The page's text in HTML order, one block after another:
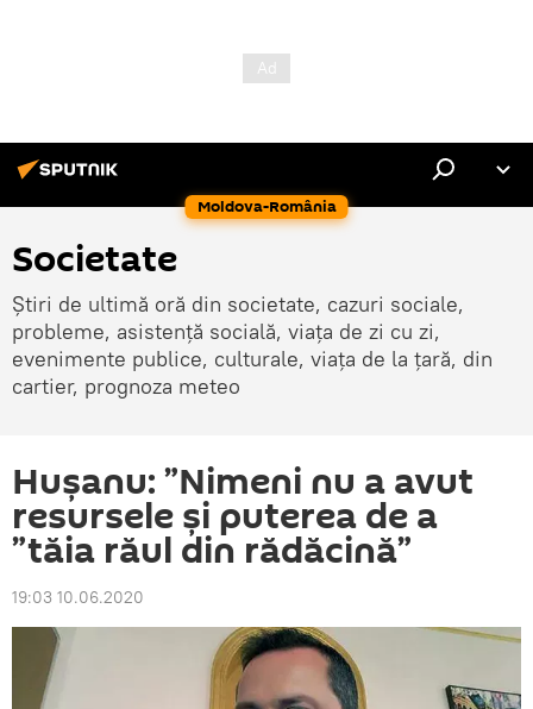
Moldova-România
Societate
Știri de ultimă oră din societate, cazuri sociale,
probleme, asistență socială, viața de zi cu zi,
evenimente publice, culturale, viața de la țară, din
cartier, prognoza meteo
Hușanu: ”Nimeni nu a avut
resursele și puterea de a
”tăia răul din rădăcină”
19:03 10.06.2020